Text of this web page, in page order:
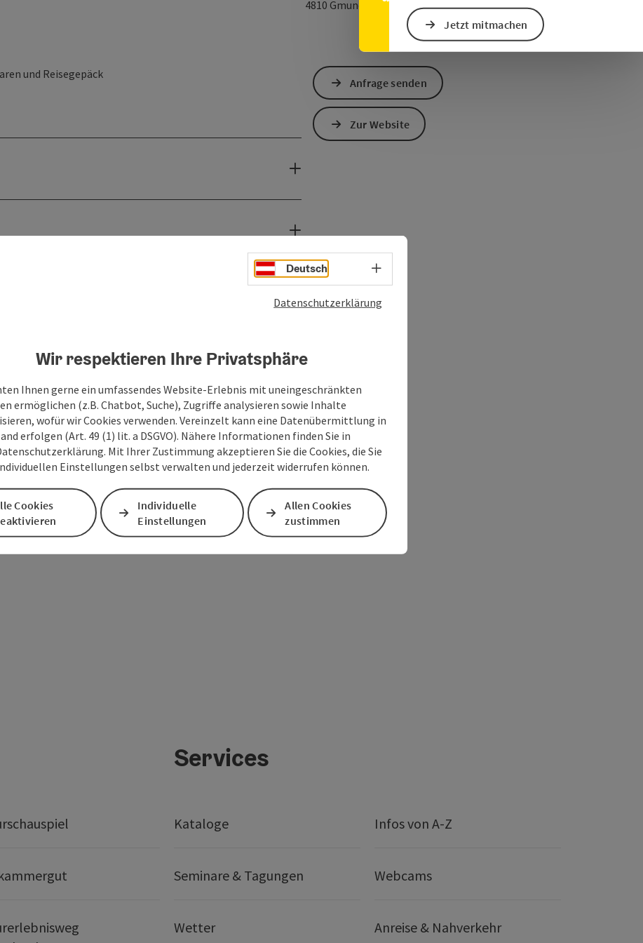
Jetzt mitmachen
4810 Gmunden in Google Maps öffnen
und Reisegepäck
Anfrage senden
Zur Website
PDF erstellen Beitrag drucken In der Nähe
Services
Kataloge Infos von A-Z
Seminare & Tagungen Webcams
Wetter Anreise & Nahverkehr
Deutsch Sprachwahl - Menü öffnen
Datenschutzerklärung
Wir respektieren Ihre Privatsphäre
Ihnen gerne ein umfassendes Website-Erlebnis mit uneingeschränkten
ermöglichen (z.B. Chatbot, Suche), Zugriffe analysieren sowie Inhalte
wofür wir Cookies verwenden. Vereinzelt kann eine Datenübermittlung in
erfolgen (Art. 49 (1) lit. a DSGVO). Nähere Informationen finden Sie in
Mit Ihrer Zustimmung akzeptieren Sie die Cookies, die Sie
Einstellungen selbst verwalten und jederzeit widerrufen können.
Cookies
Individuelle
Einstellungen
Allen Cookies
zustimmen